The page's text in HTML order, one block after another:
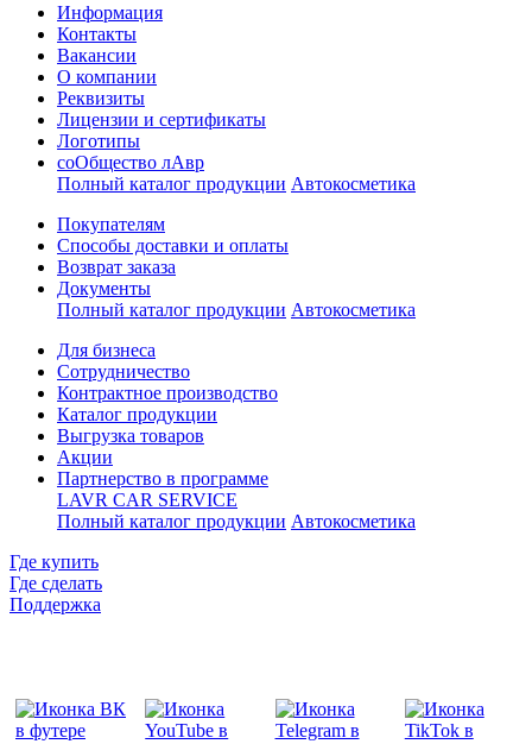
Информация
Контакты
Вакансии
О компании
Реквизиты
Лицензии и сертификаты
Логотипы
соОбщество лАвр
Полный каталог продукции Автокосметика
Покупателям
Способы доставки и оплаты
Возврат заказа
Документы
Полный каталог продукции Автокосметика
Для бизнеса
Сотрудничество
Контрактное производcтво
Каталог продукции
Выгрузка товаров
Акции
Партнерство в программе
LAVR CAR SERVICE
Полный каталог продукции Автокосметика
Где купить
Где сделать
Поддержка